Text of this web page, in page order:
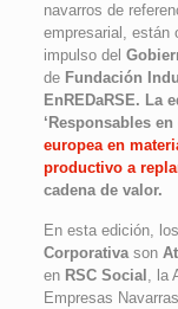
navarros de
empresarial, están
impulso del
de Fundación
EnREDaRSE. La
‘Responsables
europea en
productivo a
cadena de valor.
En esta edición,
Corporativason
en RSC Social , la
Empresas